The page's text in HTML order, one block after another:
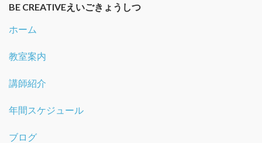
BE CREATIVEえいごきょうしつ
ホーム
教室案内
講師紹介
年間スケジュール
ブログ